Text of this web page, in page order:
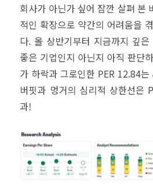
회사가 아닌가 싶어 잠깐 살펴 본
적인 확장으로 약간의 어려움을
다. 올 상반기부터 지금까지 깊
좋은 기업인지 아닌지 아직 판단
가 하락과 그로인한 PER 12.84
버핏과 멍거의 심리적 상한선은
과!